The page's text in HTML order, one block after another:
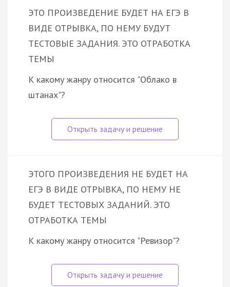
ЭТО ПРОИЗВЕДЕНИЕ БУДЕТ НА ЕГЭ В
ВИДЕ ОТРЫВКА, ПО НЕМУ БУДУТ
ТЕСТОВЫЕ ЗАДАНИЯ. ЭТО ОТРАБОТКА
ТЕМЫ
К какому жанру относится "Облако в
штанах"?
ЭТОГО ПРОИЗВЕДЕНИЯ НЕ БУДЕТ НА
ЕГЭ В ВИДЕ ОТРЫВКА, ПО НЕМУ НЕ
БУДЕТ ТЕСТОВЫХ ЗАДАНИЙ. ЭТО
ОТРАБОТКА ТЕМЫ
К какому жанру относится "Ревизор"?